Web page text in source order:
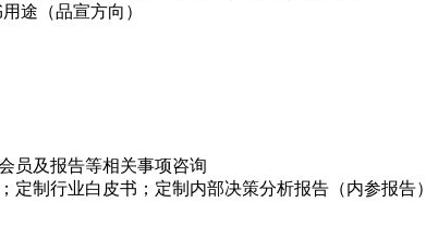
途（品宣方向）
员及报告等相关事项咨询
制行业白皮书；定制内部决策分析报告（内参报告）